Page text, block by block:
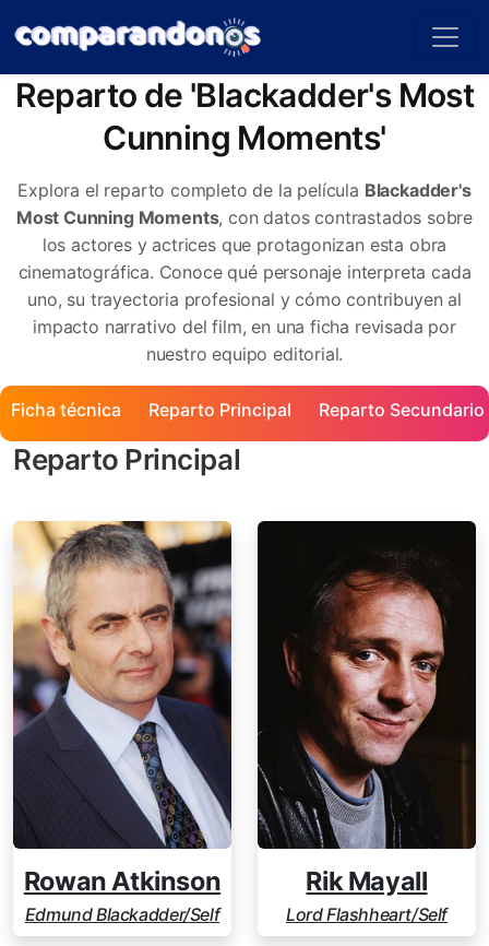
Reparto de 'Blackadder's Most
Cunning Moments'
Explora el reparto completo de la película Blackadder's
Most Cunning Moments, con datos contrastados sobre
los actores y actrices que protagonizan esta obra
cinematográfica. Conoce qué personaje interpreta cada
uno, su trayectoria profesional y cómo contribuyen al
impacto narrativo del film, en una ficha revisada por
nuestro equipo editorial.
Ficha técnica Reparto Principal Reparto Secundario
Reparto Principal
Rowan Atkinson
Edmund Blackadder/Self
Rik Mayall
Lord Flashheart/Self